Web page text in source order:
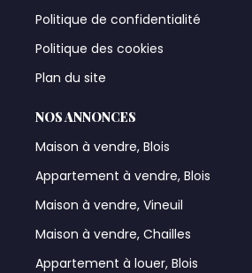
Politique de confidentialité
Politique des cookies
Plan du site
NOS ANNONCES
Maison à vendre, Blois
Appartement à vendre, Blois
Maison à vendre, Vineuil
Maison à vendre, Chailles
Appartement à louer, Blois